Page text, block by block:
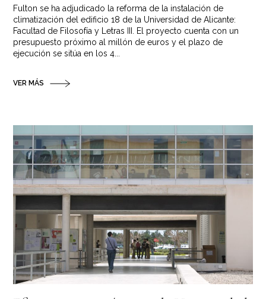
Fulton se ha adjudicado la reforma de la instalación de
climatización del edificio 18 de la Universidad de Alicante:
Facultad de Filosofía y Letras III. El proyecto cuenta con un
presupuesto próximo al millón de euros y el plazo de
ejecución se sitúa en los 4...
VER MÁS